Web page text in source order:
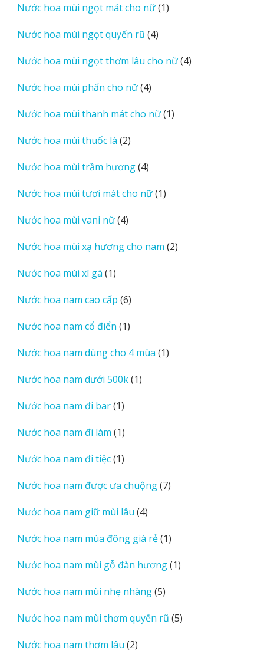
phẩm
Nước hoa mùi ngọt mát cho nữ 11
Nước hoa mùi ngọt quyến rũ 44
phẩm
Nước hoa mùi ngọt thơm lâu cho nữ 44
Nước hoa mùi phấn cho nữ 44
phẩm
Nước hoa mùi thanh mát cho nữ 11
Nước hoa mùi thuốc lá 22
phẩm
Nước hoa mùi trầm hương 44
phẩm
Nước hoa mùi tươi mát cho nữ 11
Nước hoa mùi vani nữ 44
phẩm
Nước hoa mùi xạ hương cho nam 22
Nước hoa mùi xì gà 11
phẩm
Nước hoa nam cao cấp 66
phẩm
Nước hoa nam cổ điển 11
phẩm
Nước hoa nam dùng cho 4 mùa 11
Nước hoa nam dưới 500k 11
Nước hoa nam đi bar 11
phẩm
Nước hoa nam đi làm 11
phẩm
Nước hoa nam đi tiệc 11
phẩm
Nước hoa nam được ưa chuộng 77
Nước hoa nam giữ mùi lâu 44
phẩm
Nước hoa nam mùa đông giá rẻ 11
phẩm
Nước hoa nam mùi gỗ đàn hương 11
Nước hoa nam mùi nhẹ nhàng 55
phẩm
Nước hoa nam mùi thơm quyến rũ 55
Nước hoa nam thơm lâu 22